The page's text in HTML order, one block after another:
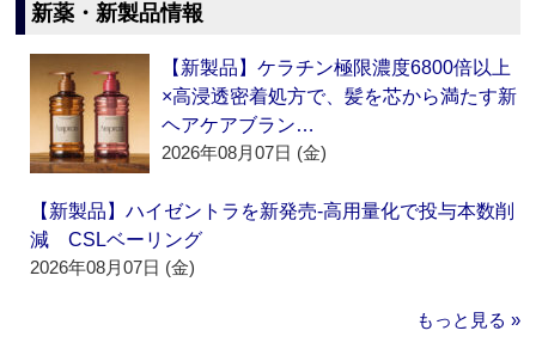
新薬・新製品情報
【新製品】ケラチン極限濃度6800倍以上
×高浸透密着処方で、髪を芯から満たす新
ヘアケアブラン…
2026年08月07日 (金)
【新製品】ハイゼントラを新発売‐高用量化で投与本数削
減 CSLベーリング
2026年08月07日 (金)
もっと見る »